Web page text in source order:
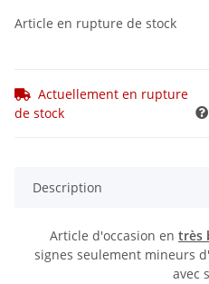
Article en rupture de stock
Actuellement en rupture
de stock
Description
Article d'occasion en très
signes seulement mineurs
avec